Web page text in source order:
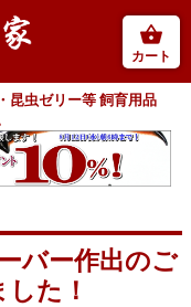
カート
昆虫ゼリー等 飼育用品
バー作出のご
た！